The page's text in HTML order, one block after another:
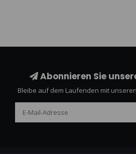
Abonnieren Sie
Bleibe auf dem Laufenden mit